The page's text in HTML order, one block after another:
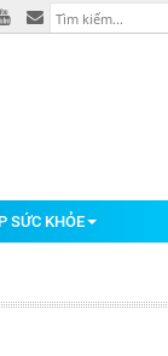
SỨC KHỎE